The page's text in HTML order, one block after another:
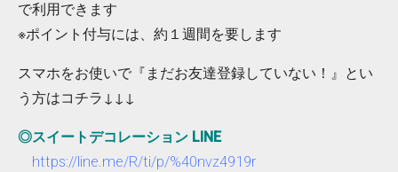
で利用できます
※ポイント付与には、約１週間を要します
スマホをお使いで『まだお友達登録していない！』とい
う方はコチラ↓↓↓
◎スイートデコレーション LINE
https://line.me/R/ti/p/%40nvz4919r